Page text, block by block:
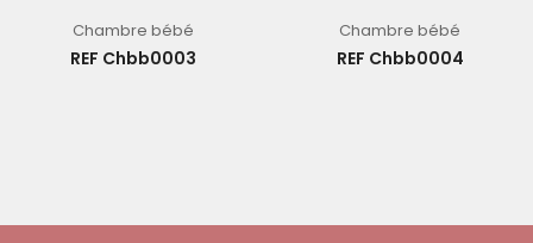
Chambre bébé
REF Chbb0003
Chambre bébé
REF Chbb0004